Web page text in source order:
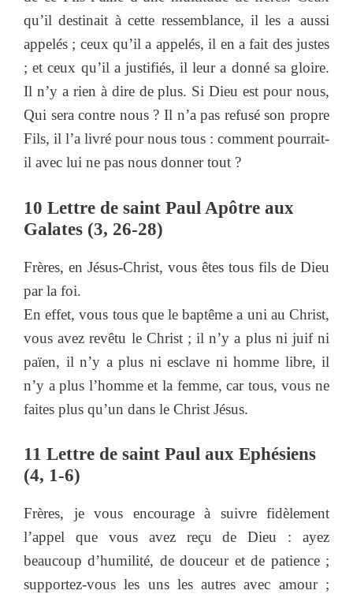
qu’il destinait à cette ressemblance, il les a aussi
appelés ; ceux qu’il a appelés, il en a fait des justes
; et ceux qu’il a justifiés, il leur a donné sa gloire.
Il n’y a rien à dire de plus. Si Dieu est pour nous,
Qui sera contre nous ? Il n’a pas refusé son propre
Fils, il l’a livré pour nous tous : comment pourrait-
il avec lui ne pas nous donner tout ?
10 Lettre de saint Paul Apôtre aux
Galates (3, 26-28)
Frères, en Jésus-Christ, vous êtes tous fils de Dieu
par la foi.
En effet, vous tous que le baptême a uni au Christ,
vous avez revêtu le Christ ; il n’y a plus ni juif ni
païen, il n’y a plus ni esclave ni homme libre, il
n’y a plus l’homme et la femme, car tous, vous ne
faites plus qu’un dans le Christ Jésus.
11 Lettre de saint Paul aux Ephésiens
(4, 1-6)
Frères, je vous encourage à suivre fidèlement
l’appel que vous avez reçu de Dieu : ayez
beaucoup d’humilité, de douceur et de patience ;
supportez-vous les uns les autres avec amour ;